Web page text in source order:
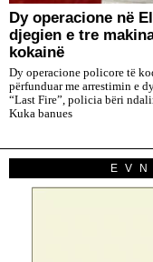
Dy operacione në
djegien e tre
kokainë
Dy operacione policore të
përfunduar me arrestimin e
“Last Fire”, policia bëri
Kuka banues